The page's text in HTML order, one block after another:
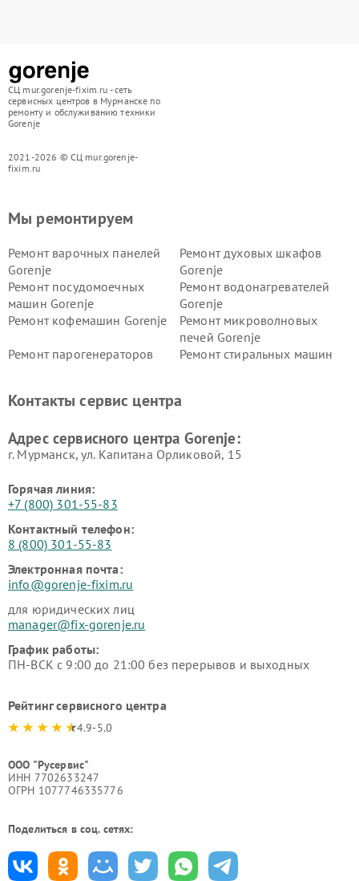
СЦ mur.gorenje-fixim.ru - сеть
сервисных центров в Мурманске по
ремонту и обслуживанию техники
Gorenje
2021-2026 © СЦ mur.gorenje-
fixim.ru
Мы ремонтируем
Ремонт варочных панелей
Gorenje
Ремонт духовых шкафов
Gorenje
Ремонт посудомоечных
машин Gorenje
Ремонт водонагревателей
Gorenje
Ремонт кофемашин Gorenje
Ремонт микроволновых
печей Gorenje
Ремонт парогенераторов
Ремонт стиральных машин
Контакты сервис центра
Адрес сервисного центра Gorenje:
г. Мурманск, ул. Капитана Орликовой, 15
Горячая линия:
+7 (800) 301-55-83
Контактный телефон:
8 (800) 301-55-83
Электронная почта:
info@gorenje-fixim.ru
для юридических лиц
manager@fix-gorenje.ru
График работы:
ПН-ВСК с 9:00 до 21:00 без перерывов и выходных
Рейтинг сервисного центра
4.9-5.0
ООО "Русервис"
ИНН 7702633247
ОГРН 1077746335776
Поделиться в соц. сетях: